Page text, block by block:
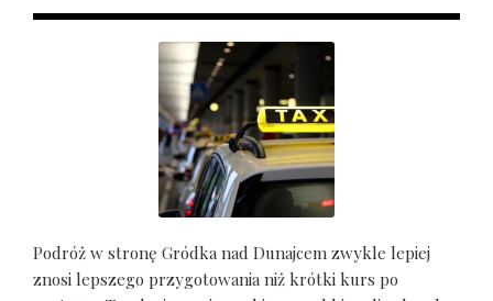
Podróż w stronę Gródka nad Dunajcem zwykle lepiej
znosi lepszego przygotowania niż krótki kurs po